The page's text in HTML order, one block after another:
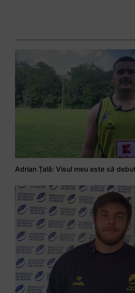
Adrian Țală: Visul meu este să